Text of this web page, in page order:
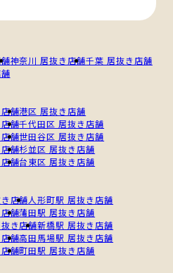
神奈川 居抜き店舗千葉 居抜き店舗
舗港区 居抜き店舗
舗千代田区 居抜き店舗
舗世田谷区 居抜き店舗
舗杉並区 居抜き店舗
舗台東区 居抜き店舗
店舗人形町駅 居抜き店舗
舗蒲田駅 居抜き店舗
き店舗新橋駅 居抜き店舗
舗高田馬場駅 居抜き店舗
舗町田駅 居抜き店舗